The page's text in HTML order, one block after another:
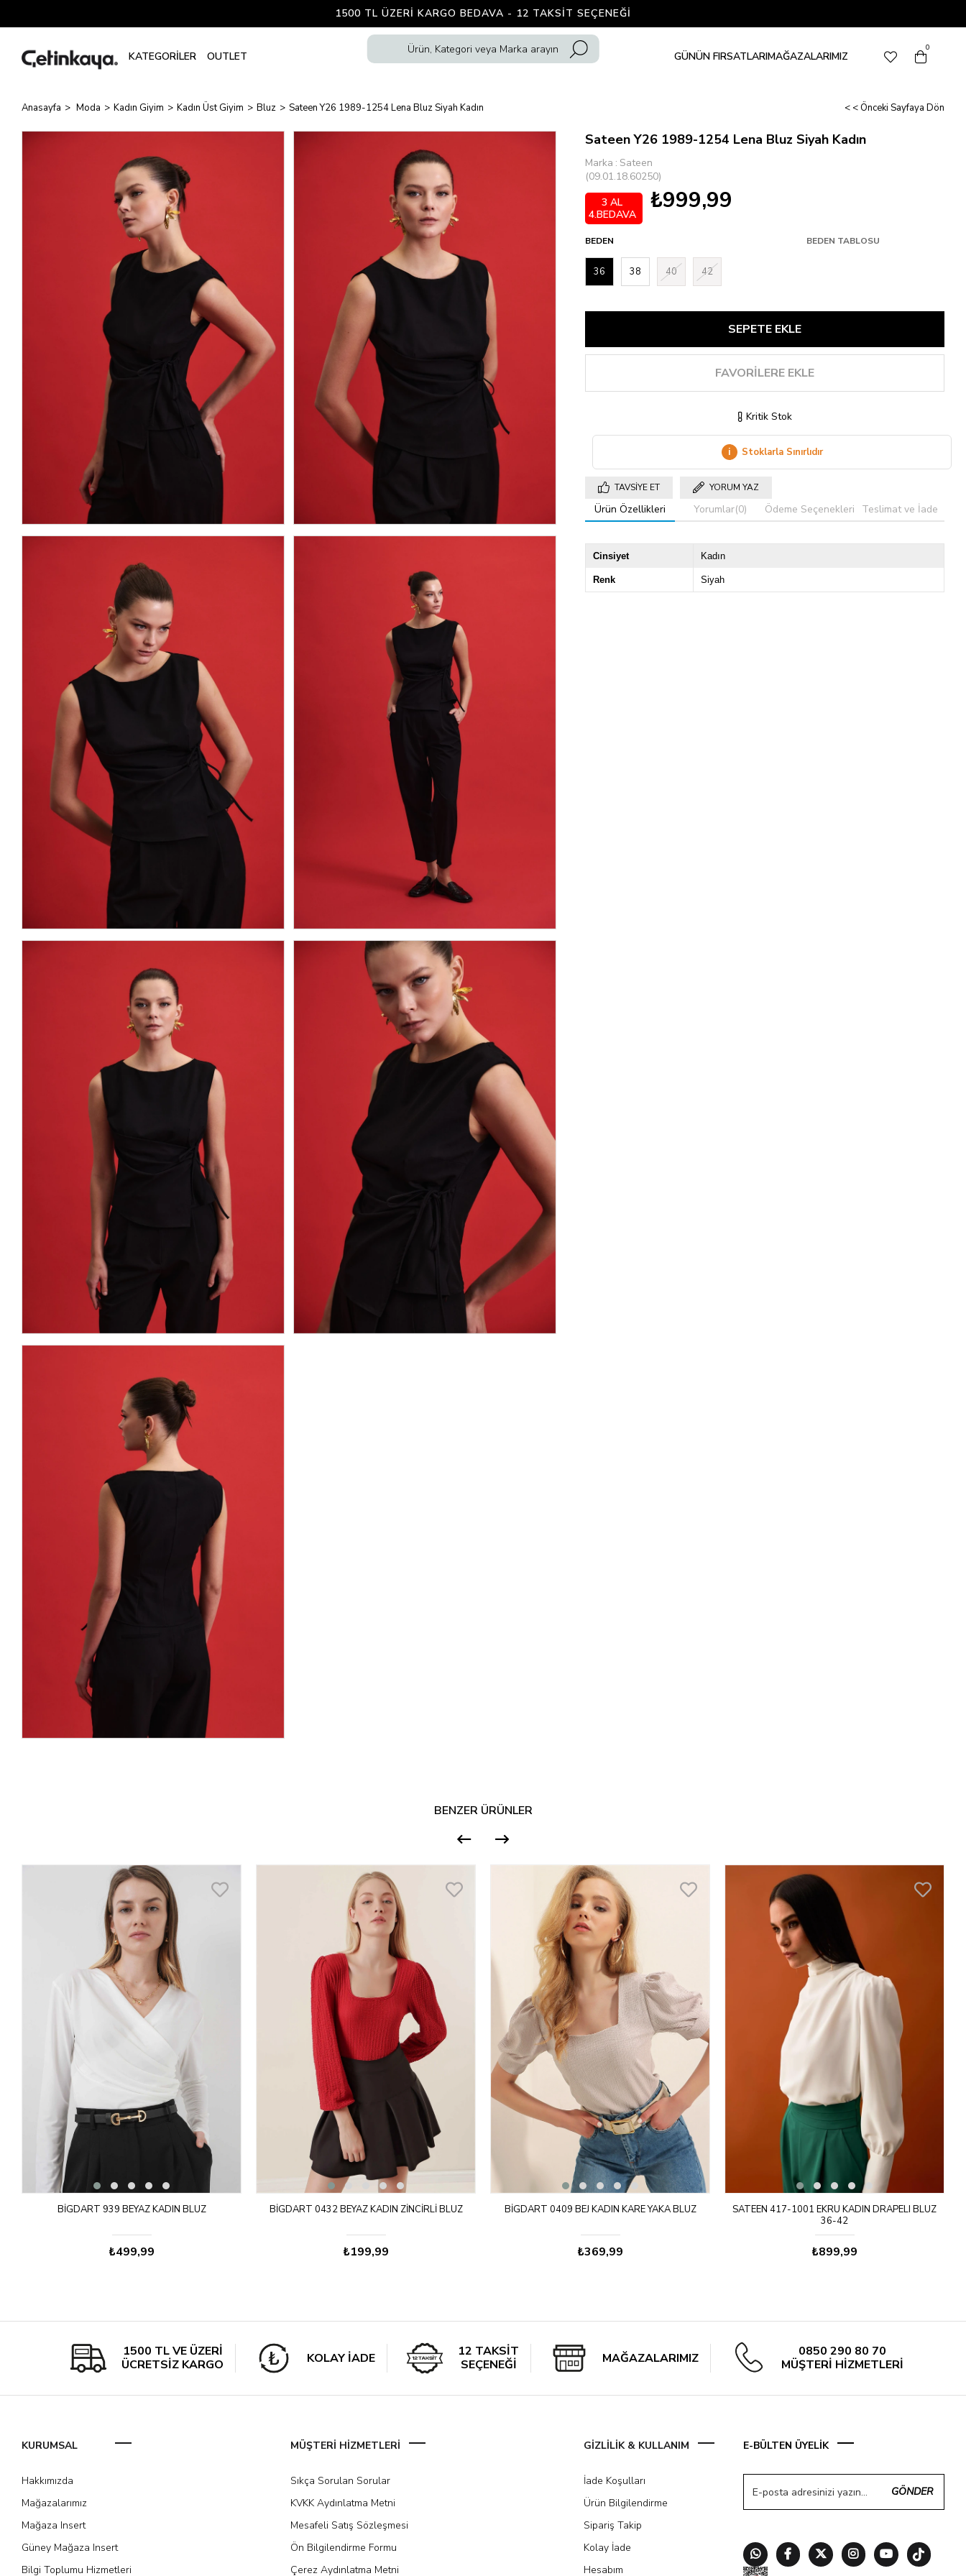
1500 TL ÜZERI KARGO BEDAVA - 12 TAKSIT SEÇENEĞI
GÜNÜN FIRSATLARIMAĞAZALARIMIZ
0
Anasayfa Moda Kadın Giyim Kadın Üst Giyim Bluz Sateen Y26 1989-1254 Lena Bluz Siyah Kadın < < Önceki Sayfaya Dön
Sateen Y26 1989-1254 Lena Bluz Siyah Kadın
Marka : Sateen
(09.01.18.60250)
₺999,99
3 AL
4.BEDAVA
BEDEN BEDEN TABLOSU
36 38 40 42
FAVORILERE EKLE
Kritik Stok
i Stoklarla Sınırlıdır
TAVSIYE ET YORUM YAZ
Ürün Özellikleri Yorumlar(0) Ödeme Seçenekleri Teslimat ve İade
Cinsiyet Kadın
Renk Siyah
BENZER ÜRÜNLER
BIGDART 939 BEYAZ KADIN BLUZ
₺499,99
BIGDART 0432 BEYAZ KADIN ZINCIRLI BLUZ
₺199,99
BIGDART 0409 BEJ KADIN KARE YAKA BLUZ
₺369,99
SATEEN 417-1001 EKRU KADIN DRAPELI BLUZ
36-42
₺899,99
1500 TL VE ÜZERİ
ÜCRETSİZ KARGO
KOLAY İADE
12 TAKSİT
SEÇENEĞİ
MAĞAZALARIMIZ
0850 290 80 70
MÜŞTERİ HİZMETLERİ
KURUMSAL
Hakkımızda
Mağazalarımız
Mağaza Insert
Güney Mağaza Insert
Bilgi Toplumu Hizmetleri
MÜŞTERİ HİZMETLERİ
Sıkça Sorulan Sorular
KVKK Aydınlatma Metni
Mesafeli Satış Sözleşmesi
Ön Bilgilendirme Formu
Çerez Aydınlatma Metni
GİZLİLİK & KULLANIM
İade Koşulları
Ürün Bilgilendirme
Sipariş Takip
Kolay İade
Hesabım
E-BÜLTEN ÜYELİK
GÖNDER